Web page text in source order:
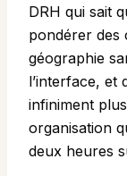
DRH qui sait
pondérer des
géographie
l’interface, et
infiniment
organisation
deux heures